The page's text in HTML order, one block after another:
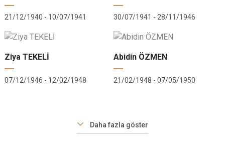
21/12/1940 - 10/07/1941 30/07/1941 - 28/11/1946
Ziya TEKELİ
07/12/1946 - 12/02/1948
Abidin ÖZMEN
21/02/1948 - 07/05/1950
Daha fazla göster